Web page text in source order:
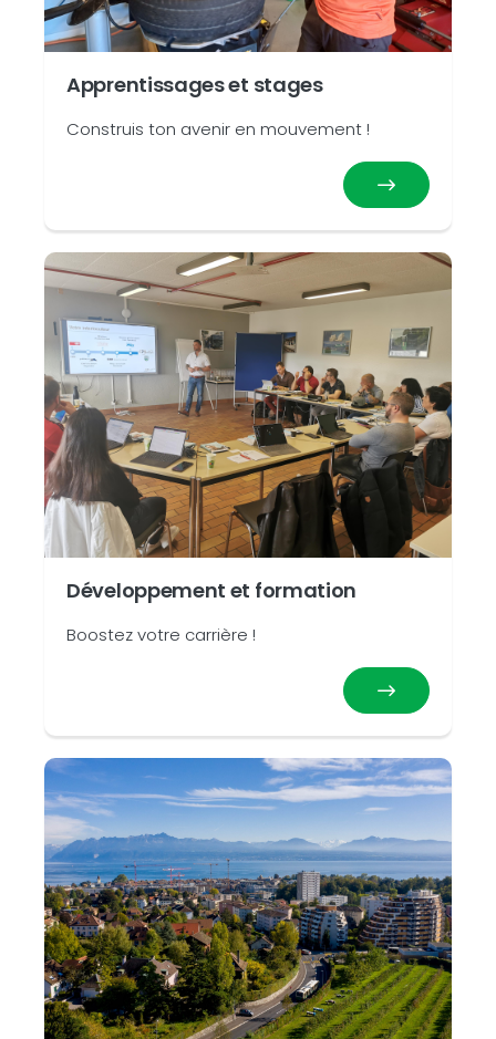
Apprentissages et stages
Construis ton avenir en mouvement !
Développement et formation
Boostez votre carrière !